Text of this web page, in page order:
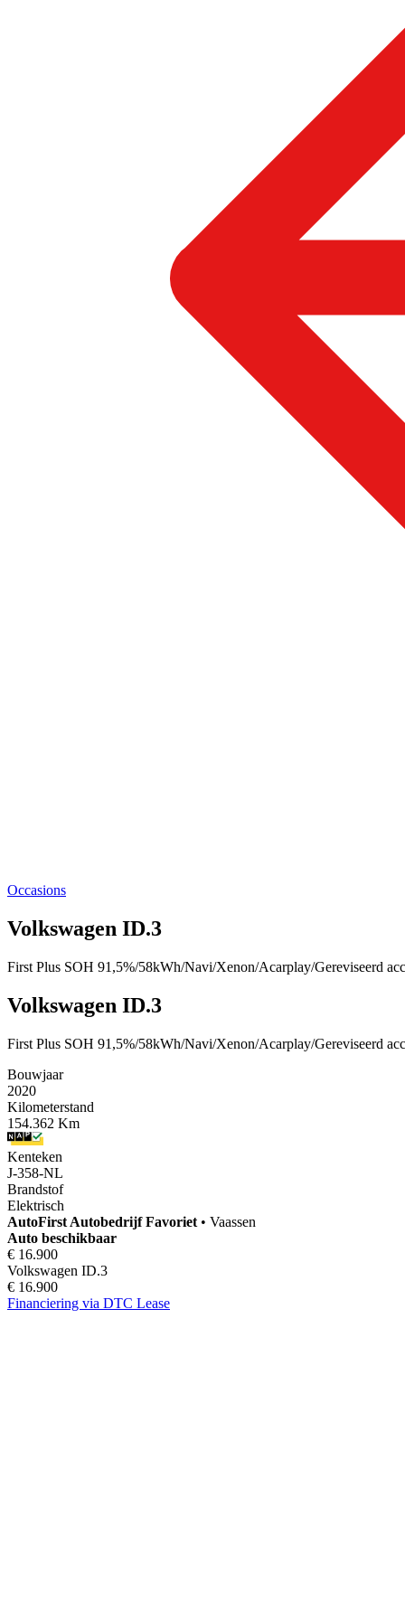
Occasions
Volkswagen ID.3
First Plus SOH 91,5%/58kWh/Navi/Xenon/Acarplay/Gereviseerd
Volkswagen ID.3
First Plus SOH 91,5%/58kWh/Navi/Xenon/Acarplay/Gereviseerd
Bouwjaar
2020
Kilometerstand
154.362 Km
Kenteken
J-358-NL
Brandstof
Elektrisch
AutoFirst Autobedrijf Favoriet • Vaassen
Auto beschikbaar
€ 16.900
Volkswagen ID.3
€ 16.900
Financiering via DTC Lease